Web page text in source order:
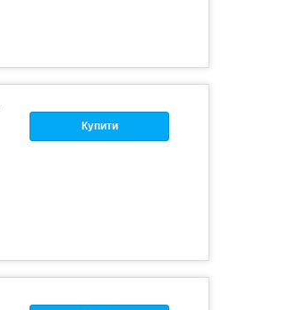
Купити